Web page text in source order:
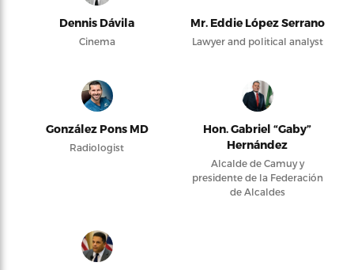
Dennis Dávila
Cinema
Mr. Eddie López Serrano
Lawyer and political analyst
González Pons MD
Radiologist
Hon. Gabriel “Gaby”
Hernández
Alcalde de Camuy y
presidente de la Federación
de Alcaldes